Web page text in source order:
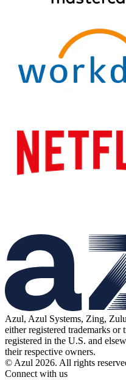
Azul, Azul Systems, Zing,
either registered trademarks
registered in the U.S. and
their respective owners.
© Azul 2026. All rights
Connect with us